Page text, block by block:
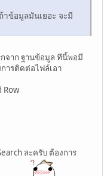
าข้อมูลมันเยอะ จะมี
จาก ฐานข้อมูล ทีนี้พอมี
ารติดต่อไฟล์เอา
Row
ละครับ ต้องการ